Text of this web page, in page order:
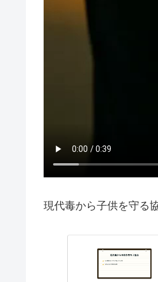
現代毒から子供を守る